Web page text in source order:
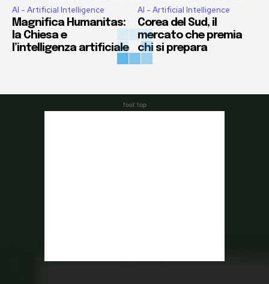
AI - Artificial Intelligence
Magnifica Humanitas:
la Chiesa e
l’intelligenza artificiale
AI - Artificial Intelligence
Corea del Sud, il
mercato che premia
chi si prepara
foot top